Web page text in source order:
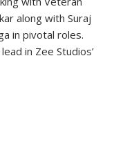
along with Suraj
in pivotal roles.
in Zee Studios’